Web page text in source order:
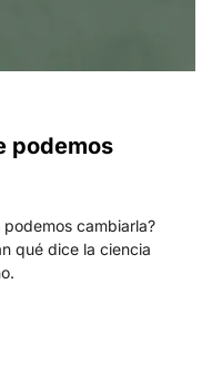
podemos
cambiarla?
qué dice la ciencia